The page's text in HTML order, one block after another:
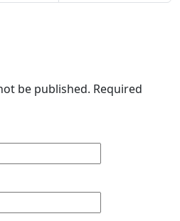
be published. Required